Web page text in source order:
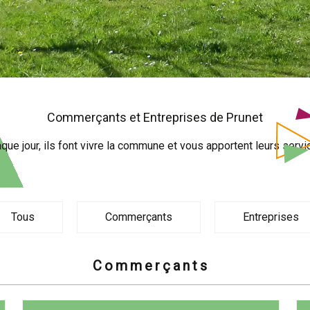
Commerçants et Entreprises de Prunet
jour, ils font vivre la commune et vous apportent leurs
Tous Commerçants Entreprises
Commerçants